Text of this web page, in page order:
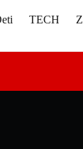
TECH